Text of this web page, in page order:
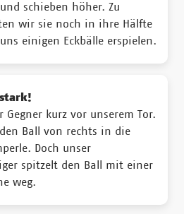
schieben höher. Zu
wir sie noch in ihre Hälfte
einigen Eckbälle erspielen.
Gegner kurz vor unserem Tor.
Ball von rechts in die
Doch unser
spitzelt den Ball mit einer
weg.